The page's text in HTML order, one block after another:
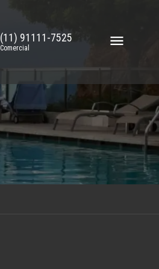
(11) 91111-7525
Comercial